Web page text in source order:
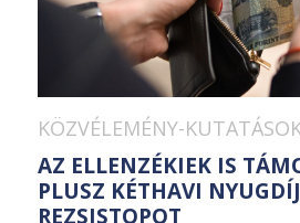
KÖZVÉLEMÉNY-
AZ ELLENZÉKIEK IS
PLUSZ KÉTHAVI
REZSISTOPOT